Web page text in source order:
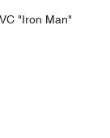
"Iron Man"